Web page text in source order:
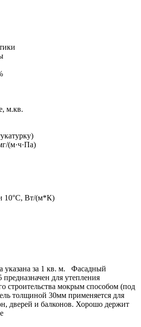
м.кв.
(м·ч·Па)
10°С, Вт/(м*К)
1 кв. м. Фасадный
предназначен для утепления
строительства мокрым способом (под
толщиной 30мм применяется для
дверей и балконов. Хорошо держит